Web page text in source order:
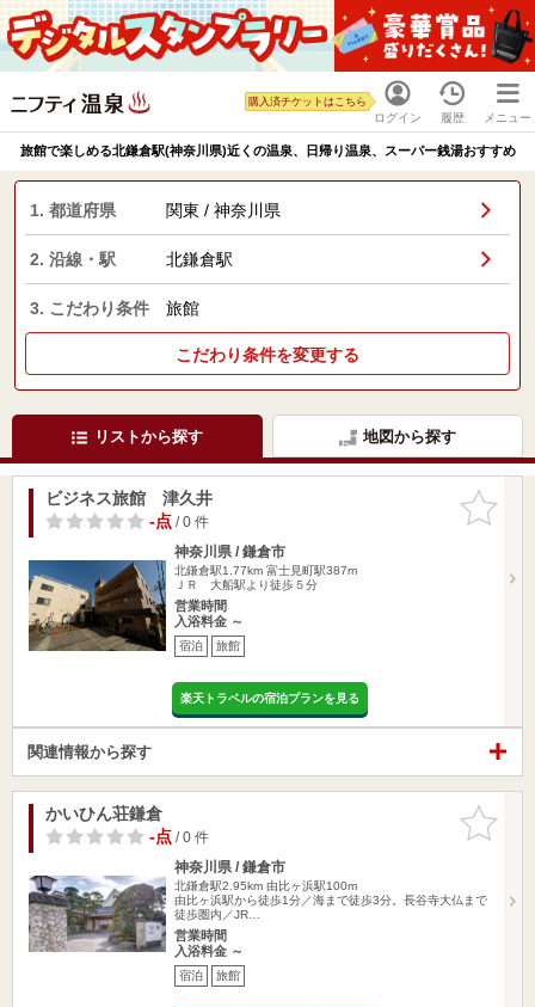
ログイン
購入済チケットはこちら
履歴 メニュー
旅館で楽しめる北鎌倉駅(神奈川県)近くの温泉、日帰り温泉、スーパー銭湯おすすめ
1. 都道府県 関東 / 神奈川県
2. 沿線・駅 北鎌倉駅
3. こだわり条件 旅館
こだわり条件を変更する
リストから探す 地図から探す
お気に入
りに追加
ビジネス旅館 津久井
-点/ 0 件
神奈川県 / 鎌倉市
北鎌倉駅1.77km 富士見町駅387m
ＪＲ 大船駅より徒歩５分
営業時間
入浴料金 ～
宿泊 旅館
楽天トラベルの宿泊プランを見る
関連情報から探す
お気に入
りに追加
かいひん荘鎌倉
-点/ 0 件
神奈川県 / 鎌倉市
北鎌倉駅2.95km 由比ヶ浜駅100m
由比ヶ浜駅から徒歩1分／海まで徒歩3分。長谷寺大仏まで
徒歩圏内／JR…
営業時間
入浴料金 ～
宿泊 旅館